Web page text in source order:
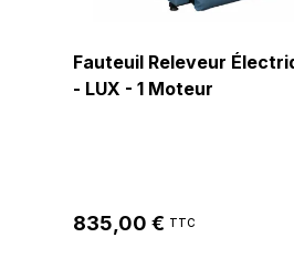
Fauteuil Releveur
- LUX - 1 Moteur
835,00 € TTC